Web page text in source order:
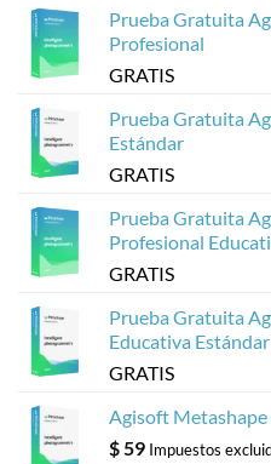
Basados
Web
partir
Modelos
Metashape
Prueba Gratuita
Profesional
GRATIS
Prueba Gratuita
Estándar
GRATIS
Prueba Gratuita
Profesional
GRATIS
Prueba Gratuita
Educativa Estándar
GRATIS
Agisoft
$ 59 Impuestos